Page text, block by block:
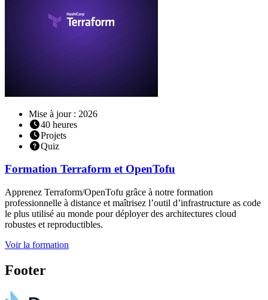
Mise à jour : 2026
40 heures
Projets
Quiz
Formation Terraform et OpenTofu
Apprenez Terraform/OpenTofu grâce à notre formation
professionnelle à distance et maîtrisez l’outil d’infrastructure as code
le plus utilisé au monde pour déployer des architectures cloud
robustes et reproductibles.
Voir la formation
Footer